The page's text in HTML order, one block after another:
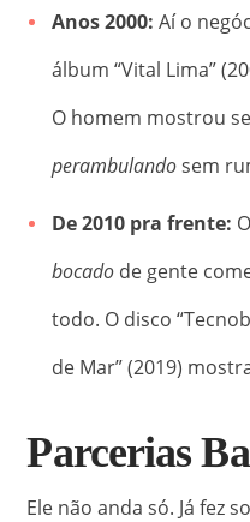
Anos 2000: Aí o
álbum “Vital Lima”
O homem mostrou
perambulando sem
De 2010 pra frente:
bocado de gente
todo. O disco
de Mar” (2019)
Parcerias
Ele não anda só. Já fez